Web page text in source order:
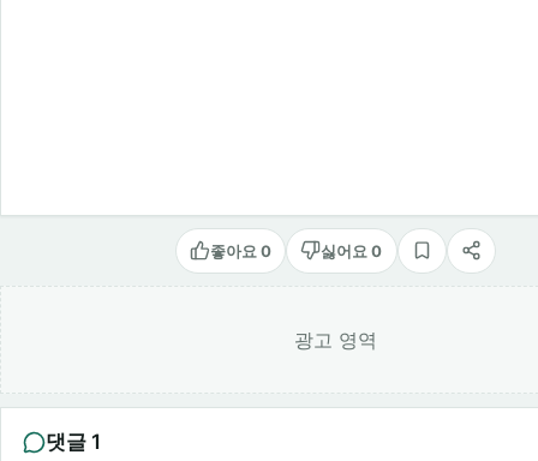
좋아요 0 싫어요 0
스크랩공유
광고 영역
댓글 1